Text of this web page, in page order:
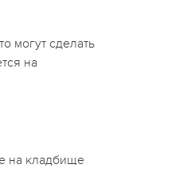
могут сделать
на
на кладбище